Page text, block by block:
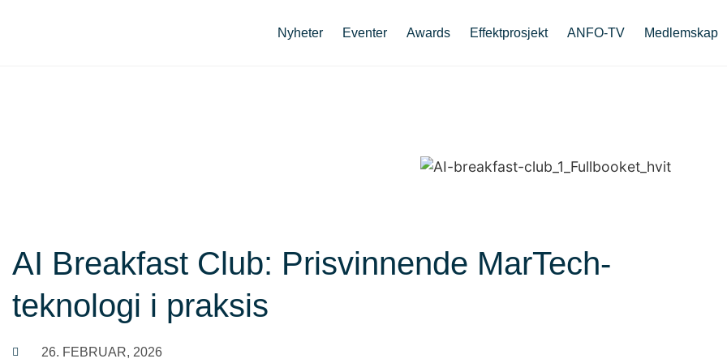
Nyheter Eventer Awards Effektprosjekt ANFO-TV Medlemskap
AI Breakfast Club: Prisvinnende MarTech-
teknologi i praksis
26. FEBRUAR, 2026